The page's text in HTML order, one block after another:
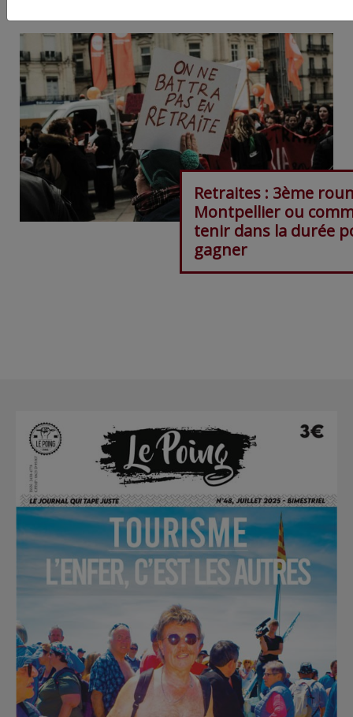
Retraites : 3ème
Montpellier ou
tenir dans la durée
gagner